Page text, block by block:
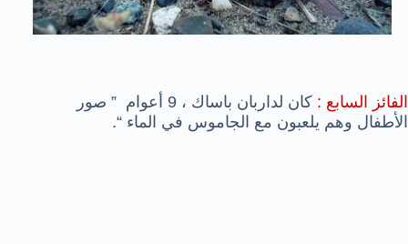
الفائز السابع :
كان لداربان باساك ، 9 أعوام ” صور
الأطفال وهم يلعبون مع الجاموس في الماء “.